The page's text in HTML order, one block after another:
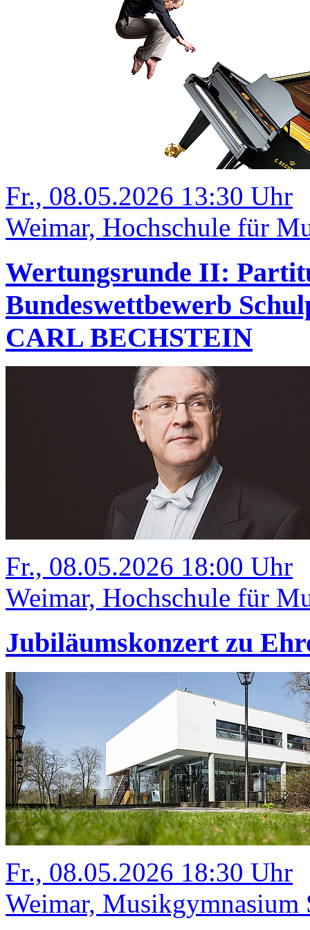
Fr., 08.05.2026 13:30 Uhr
Weimar, Hochschule für
Wertungsrunde II:
Bundeswettbewerb
CARL BECHSTEIN
Fr., 08.05.2026 18:00 Uhr
Weimar, Hochschule für
Jubiläumskonzert zu
Fr., 08.05.2026 18:30 Uhr
Weimar, Musikgymnasium